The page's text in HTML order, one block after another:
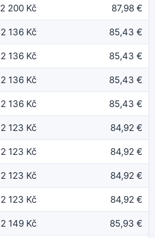
2 200 Kč 87,98 €
2 136 Kč 85,43 €
2 136 Kč 85,43 €
2 136 Kč 85,43 €
2 136 Kč 85,43 €
2 123 Kč 84,92 €
2 123 Kč 84,92 €
2 123 Kč 84,92 €
2 123 Kč 84,92 €
2 149 Kč 85,93 €